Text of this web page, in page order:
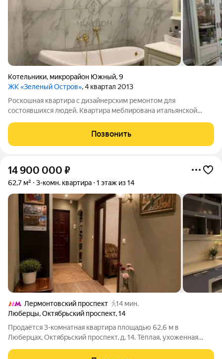
Котельники, микрорайон Южный,9
ЖК «Зеленый Остров», 4 квартал 2013
Роскошная квартира с дизайнерским ремонтом для
состоявшихся людей. Квартира меблирована итальянской
массивная доска. Подоконники мраморные. Оборудованная
кухня с посудомойкой и мраморной столешницей.
Позвонить
14 900 000 ₽
62,7 м² 3-комн. квартира 1 этаж из 14
Лермонтовский проспект
14 мин.
Люберцы,Октябрьский проспект,14
Продаётся 3-комнатная квартира площадью 62,6 м в
Люберцах, Октябрьский проспект, д. 14. Тёплая, ухоженная
уложена плитка. Чистый и ухоженный подъезд, спокойные